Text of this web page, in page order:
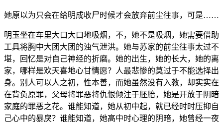
她原以为只会在给明成收尸时候才会放弃前尘往事，可是……
明玉坐在车里大口大口地吸烟，不，她不是吸烟，她需要借助
工具将胸中大团大团的浊气泄洪。她与苏家的前尘往事太过不
堪，回忆是对自己神经的折磨。她的出生，她的长大，她的离
家，哪样是欢天喜地心甘情愿？人最悲惨的莫过于不能选择出
身。别人可以人之初，性本善，而她虽然没有入教，却实实在
在背负原罪，父母将罪恶将仇恨倾注于胚胎，她是开放于阴暗
家庭的罪恶之花。谁能知道，她从初中起，就已经时时压抑自
己心中的暴戾？谁能知道，她高中时心理的阴暗，她曾经一夜